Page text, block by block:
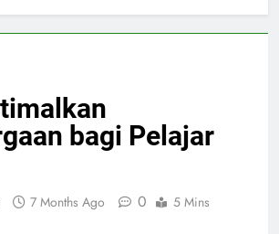
bagi Pelajar
7 Months Ago 0 5 Mins